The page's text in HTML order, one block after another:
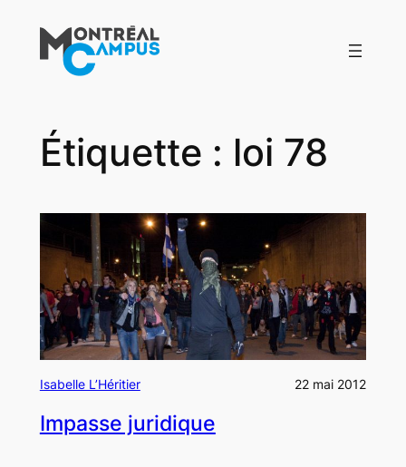
contenu
Étiquette : loi 78
Isabelle L’Héritier 22 mai 2012
Impasse juridique